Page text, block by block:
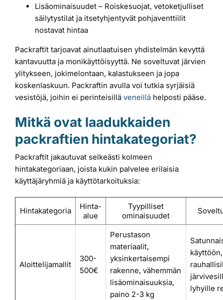
Lisäominaisuudet – Roiskesuojat, vetoketjulliset
säilytystilat ja itsetyhjentyvät pohjaventtiilit
nostavat hintaa
Packraftit tarjoavat ainutlaatuisen yhdistelmän kevyttä
kantavuutta ja monikäyttöisyyttä. Ne soveltuvat järvien
ylitykseen, jokimelontaan, kalastukseen ja jopa
koskenlaskuun. Packraftin avulla voi tutkia syrjäisiä
vesistöjä, joihin ei perinteisillä veneillä helposti pääse.
Mitkä ovat laadukkaiden
packraftien hintakategoriat?
Packraftit jakautuvat selkeästi kolmeen
hintakategoriaan, joista kukin palvelee erilaisia
käyttäjäryhmiä ja käyttötarkoituksia:
Hintakategoria
Hinta-
alue
Tyypilliset
ominaisuudet
Aloittelijamallit
300-
500€
Perustason
materiaalit,
yksinkertaisempi
rakenne, vähemmän
lisäominaisuuksia,
paino 2-3 kg
käyttöön,
lyhyille